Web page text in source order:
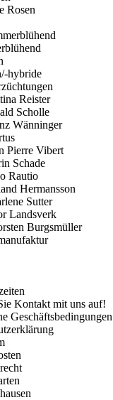
Rosen
hybride
Reister
Scholle
Wänninger
Pierre Vibert
Schade
Rautio
Hermansson
Sutter
Landsverk
Burgsmüller
Kontakt mit uns auf!
Geschäftsbedingungen